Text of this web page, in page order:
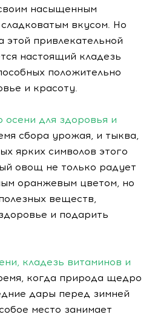
насыщенным
вкусом. Но
этой привлекательной
настоящий кладезь
положительно
и красоту.
осени для здоровья и
сбора урожая, и тыква,
ярких символов этого
овощ не только радует
оранжевым цветом, но
веществ,
и подарить
кладезь витаминов и
когда природа щедро
дары перед зимней
место занимает